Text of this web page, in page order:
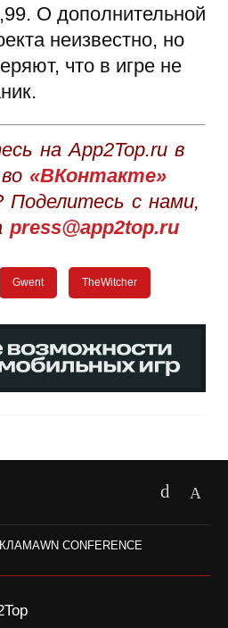
О дополнительной
неизвестно, но
что в игре не
на App2Top.ru в
«ВКонтакте»
Поделитесь с нами,
press@app2top.ru
Gwent TheWitcher
WN CONFERENCE